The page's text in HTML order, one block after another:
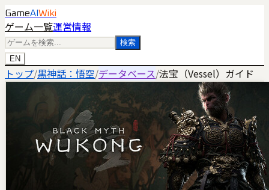
GameAI Wiki
ゲーム一覧運営情報
検索
EN
トップ/黒神話：悟空/データベース/法宝（Vessel）ガイド